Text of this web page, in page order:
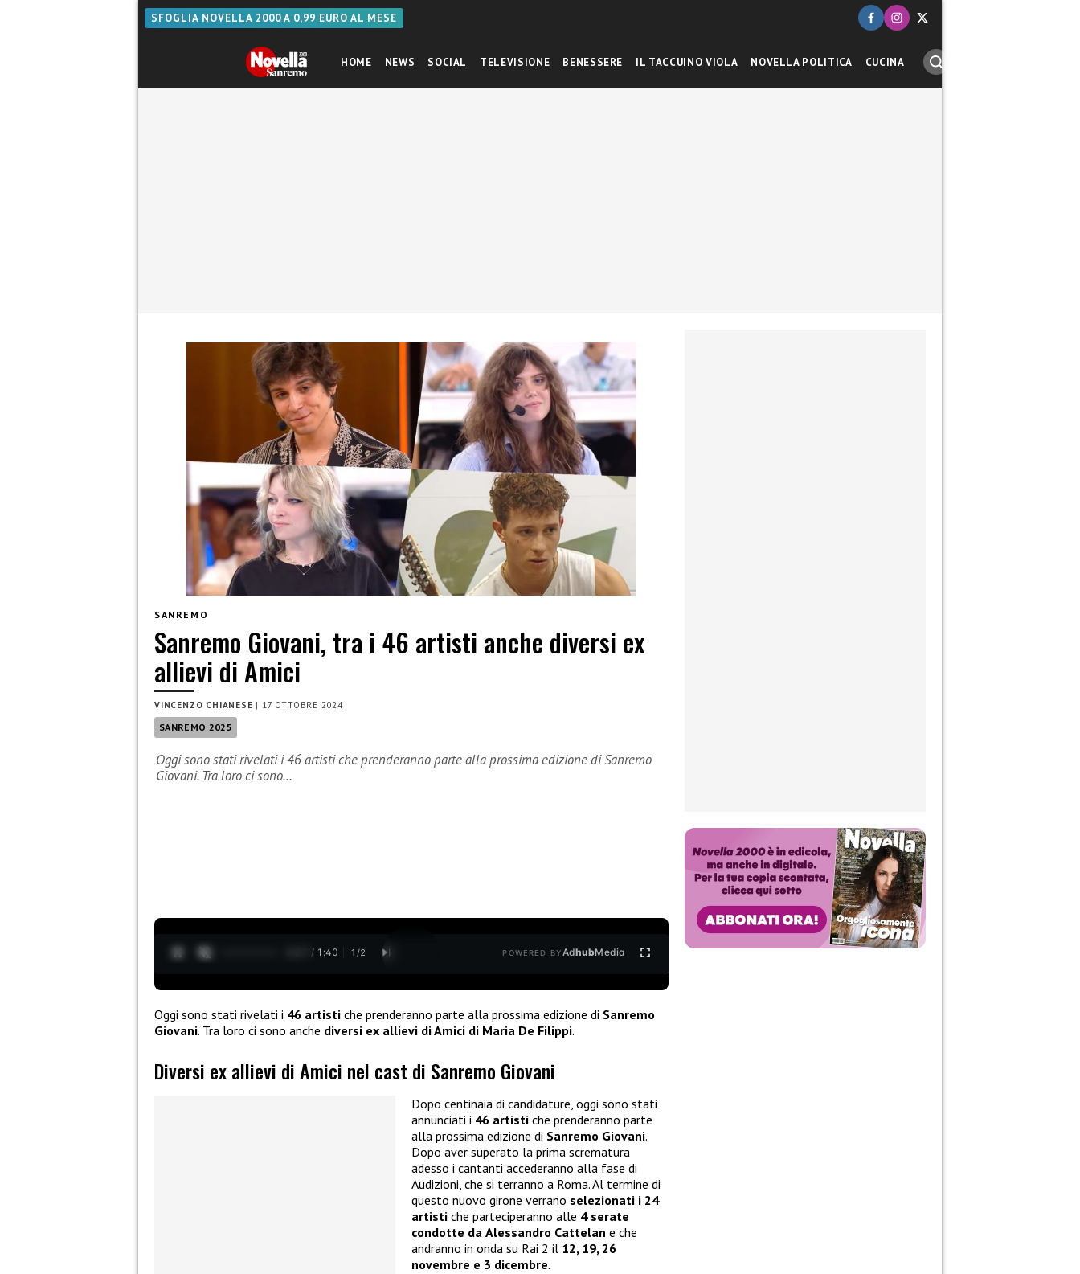
SFOGLIA NOVELLA 2000 A 0,99 EURO AL MESE
HOME NEWS SOCIAL TELEVISIONE BENESSERE IL TACCUINO VIOLA NOVELLA POLITICA CUCINA
SANREMO
Sanremo Giovani, tra i 46 artisti anche diversi ex
allievi di Amici
VINCENZO CHIANESE | 17 OTTOBRE 2024
SANREMO 2025
Oggi sono stati rivelati i 46 artisti che prenderanno parte alla prossima edizione di Sanremo
Giovani. Tra loro ci sono…
0:28 / 1:40 1 /2 POWERED BYAdhubMedia
Oggi sono stati rivelati i 46 artisti che prenderanno parte alla prossima edizione di Sanremo
Giovani. Tra loro ci sono anche diversi ex allievi di Amici di Maria De Filippi.
Diversi ex allievi di Amici nel cast di Sanremo Giovani
Dopo centinaia di candidature, oggi sono stati
annunciati i 46 artisti che prenderanno parte
alla prossima edizione di Sanremo Giovani.
Dopo aver superato la prima scrematura
adesso i cantanti accederanno alla fase di
Audizioni, che si terranno a Roma. Al termine di
questo nuovo girone verrano selezionati i 24
artisti che parteciperanno alle 4 serate
condotte da Alessandro Cattelan e che
andranno in onda su Rai 2 il 12, 19, 26
novembre e 3 dicembre.